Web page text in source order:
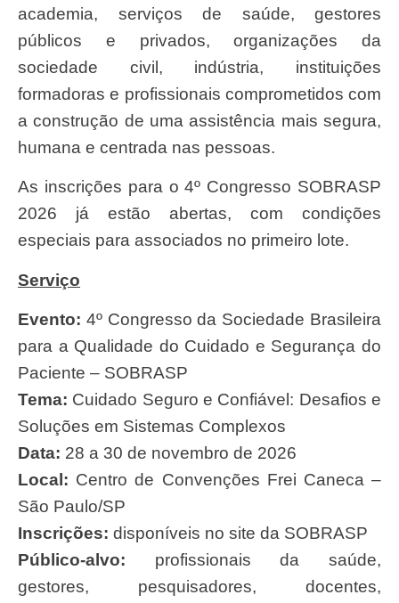
academia, serviços de saúde, gestores
públicos e privados, organizações da
sociedade civil, indústria, instituições
formadoras e profissionais comprometidos com
a construção de uma assistência mais segura,
humana e centrada nas pessoas.
As inscrições para o 4º Congresso SOBRASP
2026 já estão abertas, com condições
especiais para associados no primeiro lote.
Serviço
Evento: 4º Congresso da Sociedade Brasileira
para a Qualidade do Cuidado e Segurança do
Paciente – SOBRASP
Tema: Cuidado Seguro e Confiável: Desafios e
Soluções em Sistemas Complexos
Data: 28 a 30 de novembro de 2026
Local: Centro de Convenções Frei Caneca –
São Paulo/SP
Inscrições: disponíveis no site da SOBRASP
Público-alvo: profissionais da saúde,
gestores, pesquisadores, docentes,